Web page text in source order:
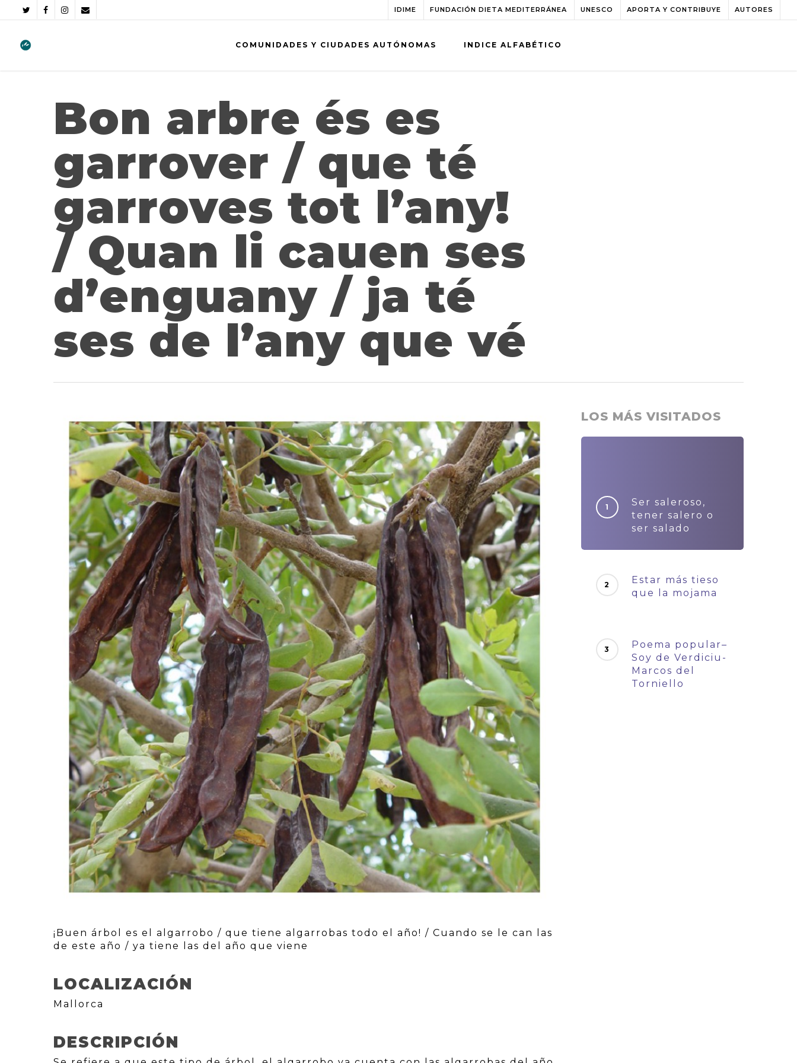
IDIME FUNDACIÓN DIETA MEDITERRÁNEA UNESCO APORTA Y CONTRIBUYE AUTORES
COMUNIDADES Y CIUDADES AUTÓNOMAS INDICE ALFABÉTICO
Bon arbre és es
garrover / que té
garroves tot l’any!
/ Quan li cauen ses
d’enguany / ja té
ses de l’any que vé
¡Buen árbol es el algarrobo / que tiene algarrobas todo el año! / Cuando se le can las
de este año / ya tiene las del año que viene
LOCALIZACIÓN
Mallorca
DESCRIPCIÓN
LOS MÁS VISITADOS
Ser saleroso,
tener salero o
ser salado
Estar más tieso
que la mojama
Poema popular–
Soy de Verdiciu-
Marcos del
Torniello